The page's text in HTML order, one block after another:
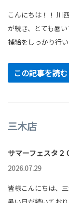
こんにちは！！ 川
が続き、とても暑
補給をしっかり行
この記事を読む
三木店
サマーフェスタ２
2026.07.29
皆様こんにちは、